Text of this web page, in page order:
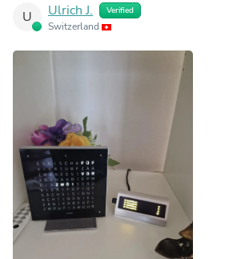
U Ulrich J. Verified
Switzerland